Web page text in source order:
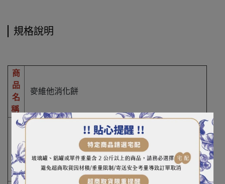
規格說明
商
品
名
稱
麥維他消化餅
重
容
）
量
500g